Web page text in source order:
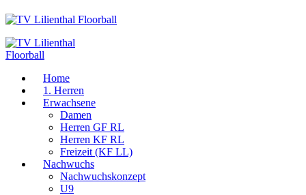
Home
1. Herren
Erwachsene
Damen
Herren GF RL
Herren KF RL
Freizeit (KF LL)
Nachwuchs
Nachwuchskonzept
U9